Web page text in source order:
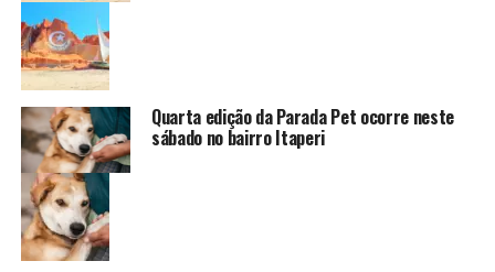
Quarta edição da Parada Pet ocorre neste
sábado no bairro Itaperi